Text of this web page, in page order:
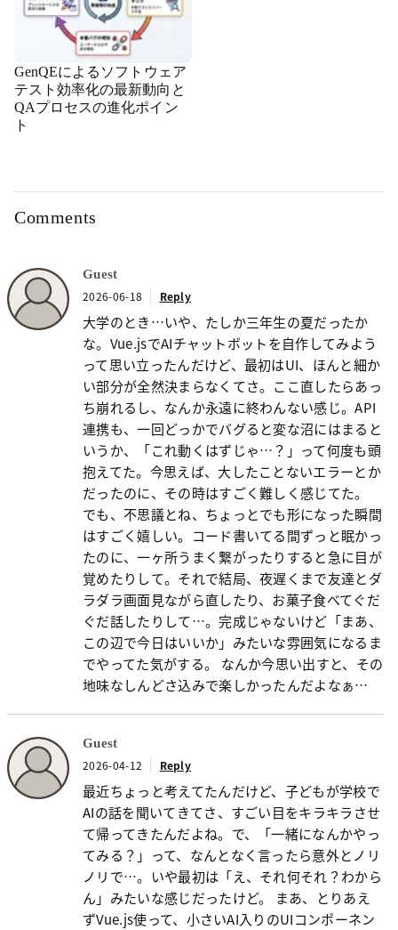
GenQEによるソフトウェア
テスト効率化の最新動向と
QAプロセスの進化ポイン
ト
Comments
Guest
2026-06-18 Reply
大学のとき…いや、たしか三年生の夏だったか
な。Vue.jsでAIチャットボットを自作してみよう
って思い立ったんだけど、最初はUI、ほんと細か
い部分が全然決まらなくてさ。ここ直したらあっ
ち崩れるし、なんか永遠に終わんない感じ。API
連携も、一回どっかでバグると変な沼にはまると
いうか、「これ動くはずじゃ…？」って何度も頭
抱えてた。今思えば、大したことないエラーとか
だったのに、その時はすごく難しく感じてた。
でも、不思議とね、ちょっとでも形になった瞬間
はすごく嬉しい。コード書いてる間ずっと眠かっ
たのに、一ヶ所うまく繋がったりすると急に目が
覚めたりして。それで結局、夜遅くまで友達とダ
ラダラ画面見ながら直したり、お菓子食べてぐだ
ぐだ話したりして…。完成じゃないけど「まあ、
この辺で今日はいいか」みたいな雰囲気になるま
でやってた気がする。 なんか今思い出すと、その
地味なしんどさ込みで楽しかったんだよなぁ…
Guest
2026-04-12 Reply
最近ちょっと考えてたんだけど、子どもが学校で
AIの話を聞いてきてさ、すごい目をキラキラさせ
て帰ってきたんだよね。で、「一緒になんかやっ
てみる？」って、なんとなく言ったら意外とノリ
ノリで…。いや最初は「え、それ何それ？わから
ん」みたいな感じだったけど。 まあ、とりあえ
ずVue.js使って、小さいAI入りのUIコンポーネン